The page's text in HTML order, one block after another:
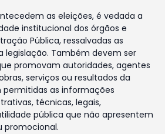
as eleições, é vedada a
institucional dos órgãos e
Pública, ressalvadas as
legislação. Também devem ser
promovam autoridades, agentes
serviços ou resultados da
as informações
técnicas, legais,
pública que não apresentem
promocional.